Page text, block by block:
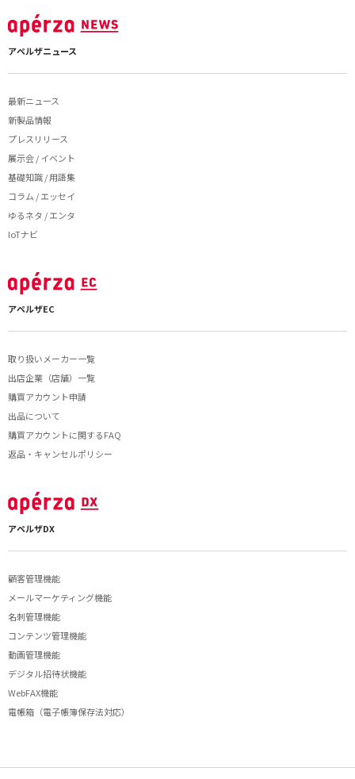
アペルザニュース
最新ニュース
新製品情報
プレスリリース
展示会 / イベント
基礎知識 / 用語集
コラム / エッセイ
ゆるネタ / エンタ
IoTナビ
アペルザEC
取り扱いメーカー一覧
出店企業（店舗）一覧
購買アカウント申請
出品について
購買アカウントに関するFAQ
返品・キャンセルポリシー
アペルザDX
顧客管理機能
メールマーケティング機能
名刺管理機能
コンテンツ管理機能
動画管理機能
デジタル招待状機能
WebFAX機能
電帳箱（電子帳簿保存法対応）